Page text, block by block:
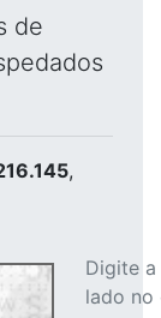
de
,
Digite
lado no